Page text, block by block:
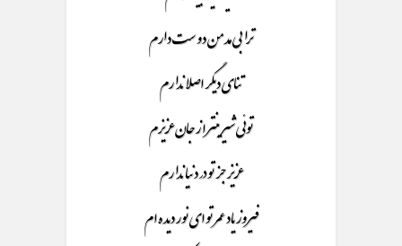
ترا بی مد من دوست دارم
تنای دیگر اصلا ندارم
توئی شیرینتر از جان عزیزم
عزیز جز تو در دنیا ندارم
فیروز یاد عمر تو ای نور دیده ام